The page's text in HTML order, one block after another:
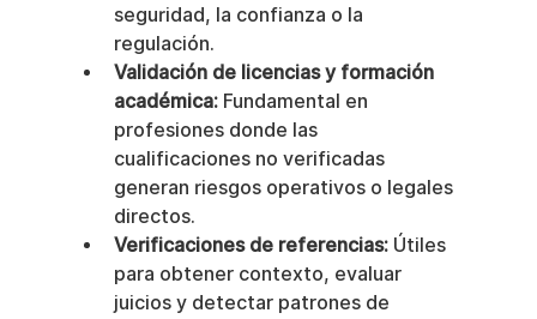
seguridad, la confianza o la
regulación.
Validación de licencias y formación
académica: Fundamental en
profesiones donde las
cualificaciones no verificadas
generan riesgos operativos o legales
directos.
Verificaciones de referencias: Útiles
para obtener contexto, evaluar
juicios y detectar patrones de